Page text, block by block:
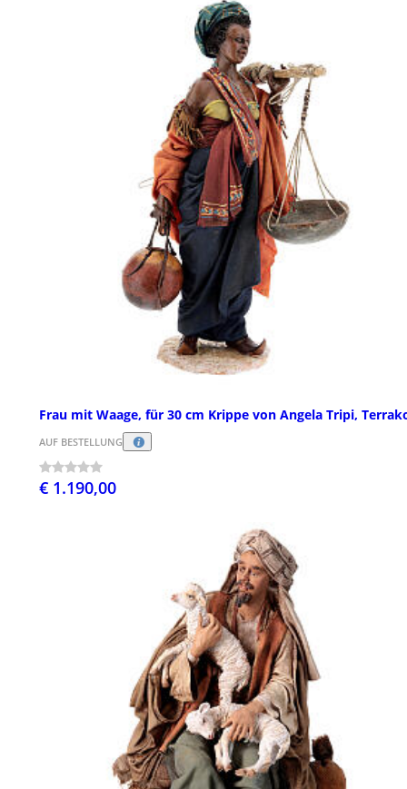
Frau mit Waage, für 30 cm Krippe von Angela Tripi,
AUF BESTELLUNG
€ 1.190,00